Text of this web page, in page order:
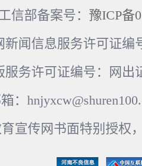
信部备案号： 豫ICP备
新闻信息服务许可证编
服务许可证编号：网出
：
宣传网书面特别授权